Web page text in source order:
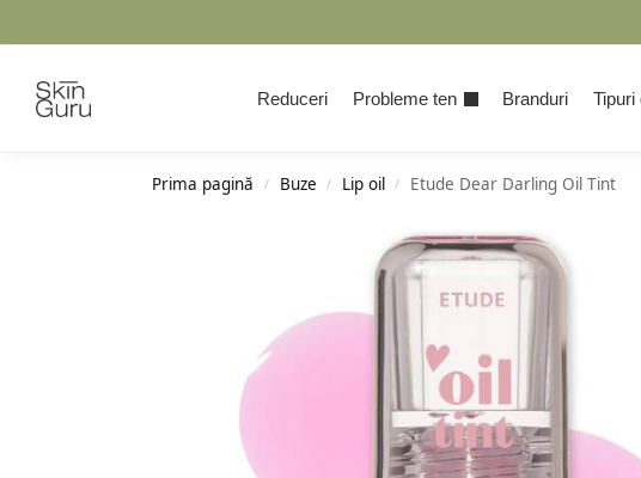
Reduceri Probleme ten Branduri Tipuri
Prima pagină / Buze / Lip oil / Etude Dear Darling Oil Tint